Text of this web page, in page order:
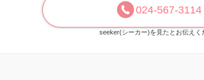
024-567-3114
seeker(シーカー)を見たとお伝えく